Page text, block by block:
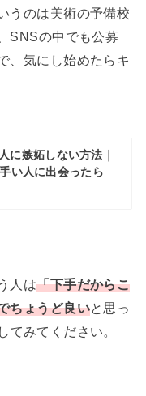
うのは美術の予備校
SNSの中でも公募
、気にし始めたらキ
に嫉妬しない方法｜
い人に出会ったら
人は「下手だからこ
ちょうど良いと思っ
してみてください。